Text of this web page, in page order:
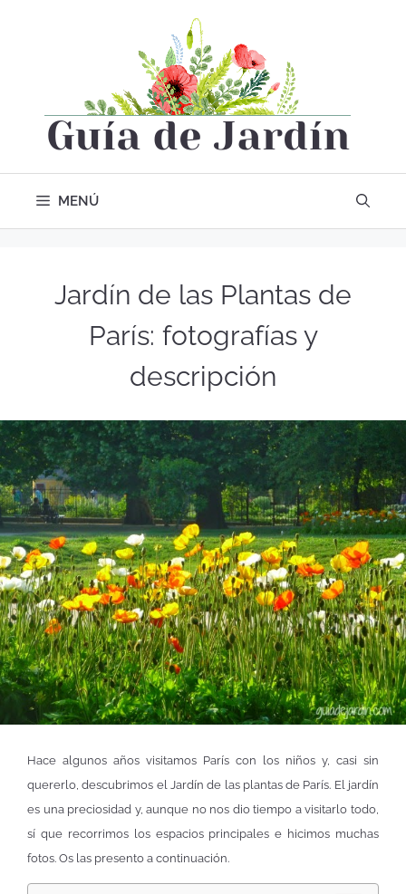
MENÚ
Jardín de las Plantas de
París: fotografías y
descripción
Hace algunos años visitamos París con los niños y, casi sin
quererlo, descubrimos el Jardín de las plantas de París. El jardín
es una preciosidad y, aunque no nos dio tiempo a visitarlo todo,
sí que recorrimos los espacios principales e hicimos muchas
fotos. Os las presento a continuación.